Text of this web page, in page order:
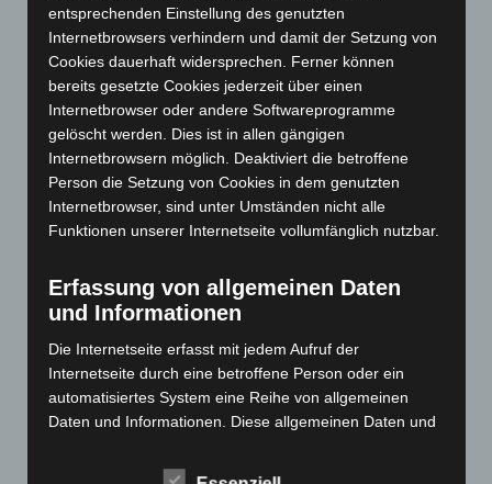
März 2024(103)
Februar 2024(103)
Januar 2024
Dezember 2023(130)
November 2023(130)
Oktober 2023(114)
September 2023(133)
Juli 2023(118)
Mai 2023 (139)
April 2023(155)
März 2023(174)
entsprechenden Einstellung des genutzten
Internetbrowsers verhindern und damit der Setzung von
Cookies dauerhaft widersprechen. Ferner können
bereits gesetzte Cookies jederzeit über einen
Internetbrowser oder andere Softwareprogramme
gelöscht werden. Dies ist in allen gängigen
Internetbrowsern möglich. Deaktiviert die betroffene
Person die Setzung von Cookies in dem genutzten
Internetbrowser, sind unter Umständen nicht alle
Funktionen unserer Internetseite vollumfänglich nutzbar.
Erfassung von allgemeinen Daten
und Informationen
Die Internetseite erfasst mit jedem Aufruf der
Internetseite durch eine betroffene Person oder ein
automatisiertes System eine Reihe von allgemeinen
Daten und Informationen. Diese allgemeinen Daten und
gespeichert. Erfasst werden können die (1) verwendeten